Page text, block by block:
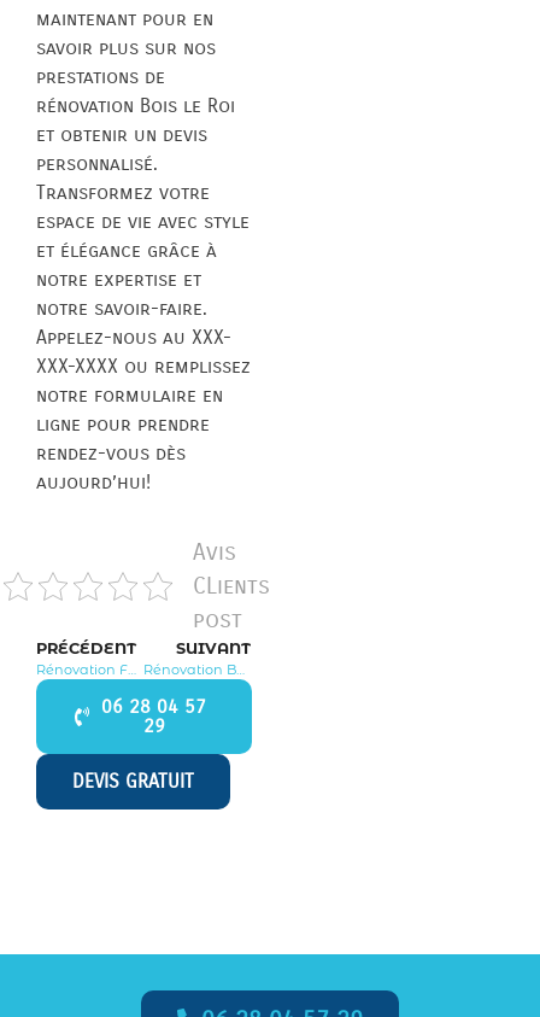
maintenant pour en
savoir plus sur nos
prestations de
rénovation Bois le Roi
et obtenir un devis
personnalisé.
Transformez votre
espace de vie avec style
et élégance grâce à
notre expertise et
notre savoir-faire.
Appelez-nous au XXX-
XXX-XXXX ou remplissez
notre formulaire en
ligne pour prendre
rendez-vous dès
aujourd’hui!
Avis
CLients
post
PRÉCÉDENT
Rénovation Fontaine le Port 77590
SUIVANT
Rénovation Bussy Saint Martin 77600
06 28 04 57
29
DEVIS GRATUIT